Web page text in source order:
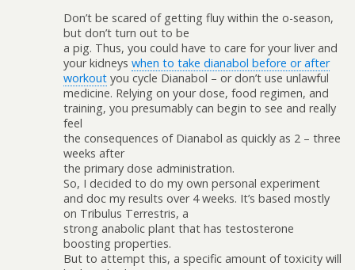
Don’t be scared of getting fluffy within the off-season,
but don’t turn out to be
a pig. Thus, you could have to care for your liver and
your kidneys when to take dianabol before or after
workout you cycle Dianabol – or don’t use unlawful
medicine. Relying on your dose, food regimen, and
training, you presumably can begin to see and really
feel
the consequences of Dianabol as quickly as 2 – three
weeks after
the primary dose administration.
So, I decided to do my own personal experiment
and doc my results over 4 weeks. It’s based mostly
on Tribulus Terrestris, a
strong anabolic plant that has testosterone
boosting properties.
But to attempt this, a specific amount of toxicity will